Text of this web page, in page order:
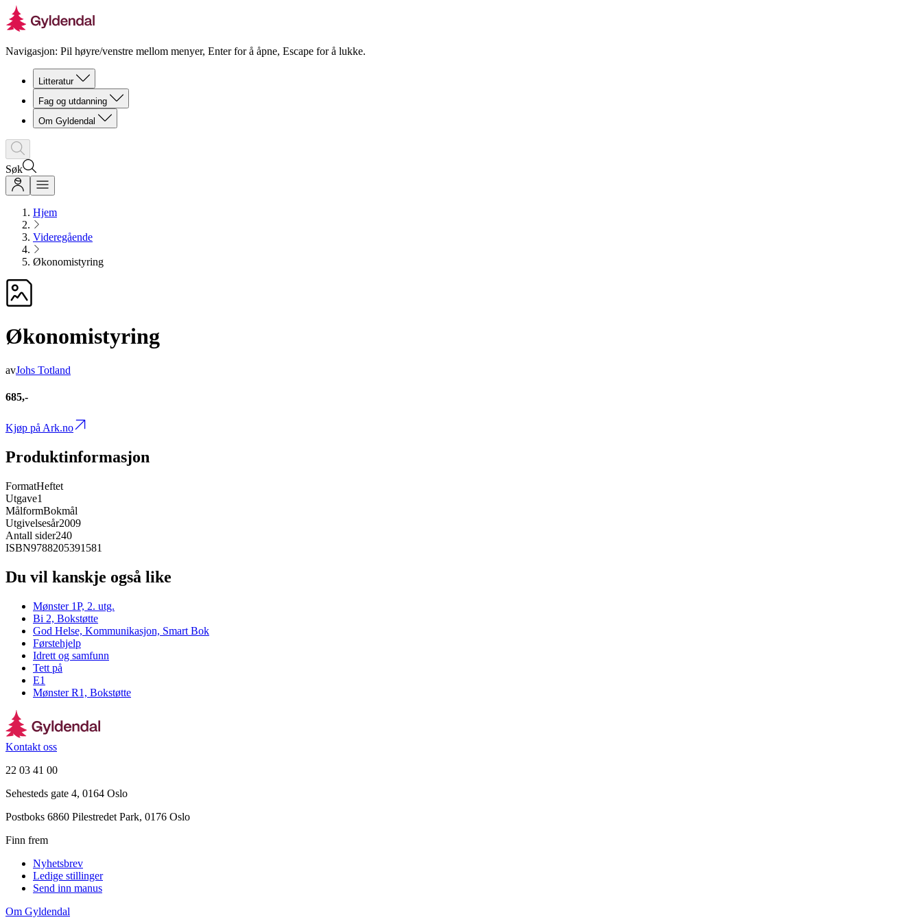
Navigasjon: Pil høyre/venstre mellom menyer, Enter for å åpne, Escape for å lukke.
Litteratur
Fag og utdanning
Om Gyldendal
Søk
Hjem
Videregående
Økonomistyring
Økonomistyring
avJohs Totland
685,-
Kjøp på Ark.no
Produktinformasjon
FormatHeftet
Utgave1
MålformBokmål
Utgivelsesår2009
Antall sider240
ISBN9788205391581
Du vil kanskje også like
Mønster 1P, 2. utg.
Bi 2, Bokstøtte
God Helse, Kommunikasjon, Smart Bok
Førstehjelp
Idrett og samfunn
Tett på
E1
Mønster R1, Bokstøtte
Kontakt oss
22 03 41 00
Sehesteds gate 4, 0164 Oslo
Postboks 6860 Pilestredet Park, 0176 Oslo
Finn frem
Nyhetsbrev
Ledige stillinger
Send inn manus
Om Gyldendal